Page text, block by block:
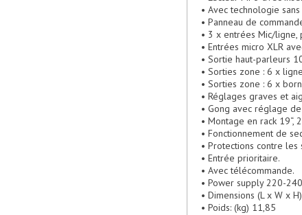
• Avec technologie
• Panneau de
• 3 x entrées Mic/ligne,
• Entrées micro XLR
• Sortie haut-parleurs
• Sorties zone : 6 x
• Sorties zone : 6 x
• Réglages graves et
• Gong avec réglage
• Montage en rack 19“,
• Fonctionnement de
• Protections contre
• Entrée prioritaire.
• Avec télécommande.
• Power supply 220-
• Dimensions (L x W x
• Poids: (kg) 11,85